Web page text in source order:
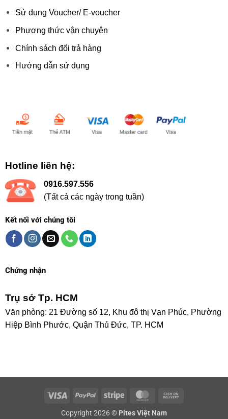
Sử dụng Voucher/ E-voucher
Phương thức vận chuyên
Chính sách đổi trả hàng
Hướng dẫn sử dụng
Hotline liên hệ:
0916.597.556
(Tất cả các ngày trong tuần)
Kết nối với chúng tôi
Chứng nhận
Trụ sở Tp. HCM
Văn phòng: 21 Đường số 12, Khu đô thị Vạn Phúc, Phường
Hiệp Bình Phước, Quận Thủ Đức, TP. HCM
Visa PayPal Stripe MasterCard
Copyright 2026 © Pites Việt Nam